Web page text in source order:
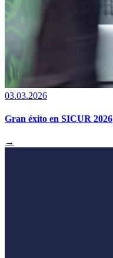
03.03.2026
Gran éxito en SICUR 2026
→